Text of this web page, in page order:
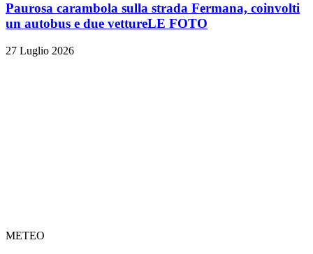
Paurosa carambola sulla strada Fermana, coinvolti
un autobus e due vettureLE FOTO
27 Luglio 2026
METEO